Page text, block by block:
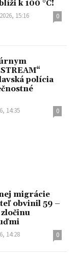
k 100 °C!
15:16 0
polícia
14:35 0
migrácie
obvinil 59 –
14:28 0